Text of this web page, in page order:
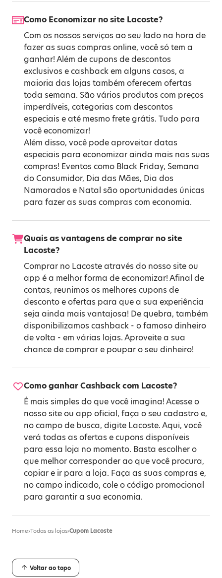
Como Economizar no site Lacoste?
Com os nossos serviços ao seu lado na hora de
fazer as suas compras online, você só tem a
ganhar! Além de cupons de descontos
exclusivos e cashback em alguns casos, a
maioria das lojas também oferecem ofertas
toda semana. São vários produtos com preços
imperdíveis, categorias com descontos
especiais e até mesmo frete grátis. Tudo para
você economizar!
Além disso, você pode aproveitar datas
especiais para economizar ainda mais nas suas
compras! Eventos como Black Friday, Semana
do Consumidor, Dia das Mães, Dia dos
Namorados e Natal são oportunidades únicas
para fazer as suas compras com economia.
Quais as vantagens de comprar no site
Lacoste?
Comprar no Lacoste através do nosso site ou
app é a melhor forma de economizar! Afinal de
contas, reunimos os melhores cupons de
desconto e ofertas para que a sua experiência
seja ainda mais vantajosa! De quebra, também
disponibilizamos cashback - o famoso dinheiro
de volta - em várias lojas. Aproveite a sua
chance de comprar e poupar o seu dinheiro!
Como ganhar Cashback com Lacoste?
É mais simples do que você imagina! Acesse o
nosso site ou app oficial, faça o seu cadastro e,
no campo de busca, digite Lacoste. Aqui, você
verá todas as ofertas e cupons disponíveis
para essa loja no momento. Basta escolher o
que melhor corresponder ao que você procura,
copiar e ir para a loja. Faça as suas compras e,
no campo indicado, cole o código promocional
para garantir a sua economia.
Home›Todas as lojas›Cupom Lacoste
Voltar ao topo